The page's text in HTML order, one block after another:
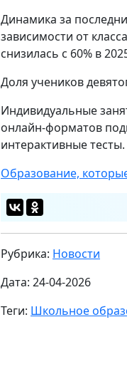
Динамика за
зависимости от
снизилась с 60% в
Доля учеников
Индивидуальные
онлайн-форматов
интерактивные тесты.
Образование,
Рубрика: Новости
Дата: 24-04-2026
Теги: Школьное